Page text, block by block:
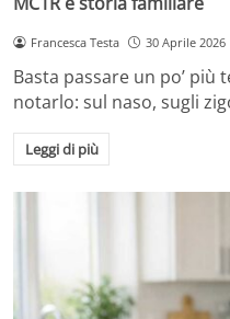
Francesca Testa 30 Aprile 2026
Basta passare un po’ più
notarlo: sul naso, sugli
Leggi di più